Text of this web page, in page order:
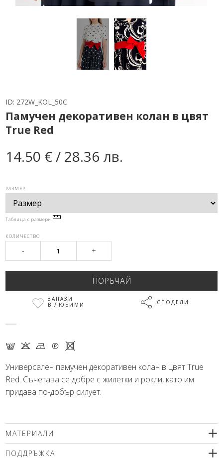
ID: 272W_KOL_50C
Памучен декоративен колан в цвят
True Red
14.50 € / 28.36 лв.
РАЗМЕР
Таблица с размери
КОЛИЧЕСТВО
- +
ЗАПАЗИ
В ЛЮБИМИ
СПОДЕЛИ
F K N Q X
Универсален памучен декоративен колан в цвят True
Red. Съчетава се добре с жилетки и рокли, като им
придава по-добър силует.
МАТЕРИАЛИ
ПОДДРЪЖКА